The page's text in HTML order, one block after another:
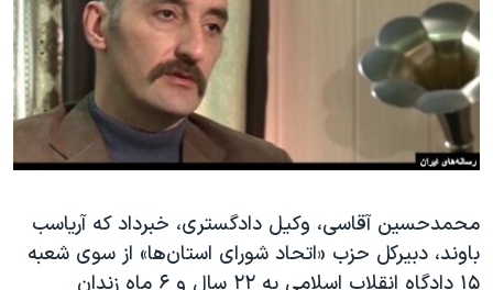
فرهنگ و زندگی
حقوق شهروندی
اقتصادی
علم و فناوری
گالری عکس
آرشیو پخش زنده
مستندها
انتخابات ریاست جمهوری آمریکا ۲۰۲۴
حمله جمهوری اسلامی به اسرائیل
رمز مهسا
اعتراضات زن، زندگی، آزادی
مجموعه مستندهای دادخواهی
دنبال کنید
زبانهای مختلف
محمدحسین آقاسی، وکیل دادگستری، خبرداد که آریاسب
باوند، دبیرکل حزب «اتحاد شورای استان‌ها» از سوی شعبه